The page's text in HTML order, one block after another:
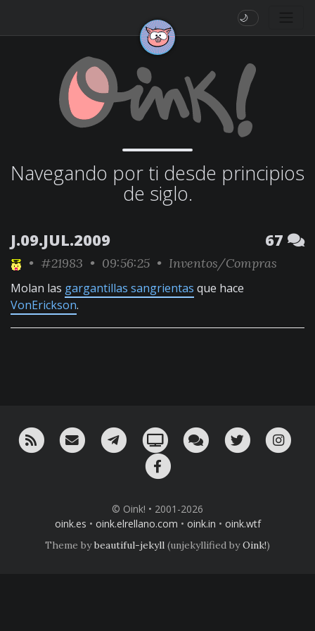
🌙
Navegando por ti desde principios
de siglo.
J.09.JUL.2009 67
• #21983 • 09:56:25 • Inventos/Compras
Molan las gargantillas sangrientas que hace
VonErickson.
RSS ¡Mándame un email!¡Nuestro canal en Telegram!
Oink! TV Charla con nosotros
Twitter
© Oink! • 2001-2026
oink.es • oink.elrellano.com • oink.in • oink.wtf
Theme bybeautiful-jekyll (unjekyllified byOink!)